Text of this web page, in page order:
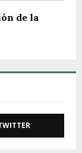
de la